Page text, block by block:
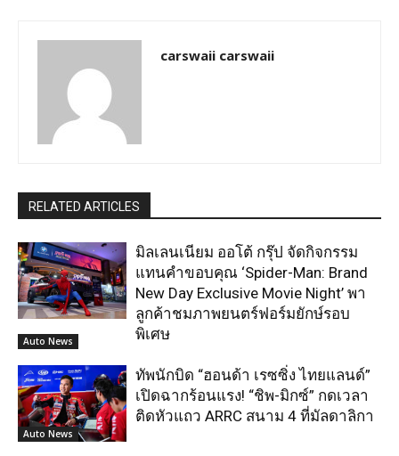
carswaii carswaii
RELATED ARTICLES
Auto News
มิลเลนเนียม ออโต้ กรุ๊ป จัดกิจกรรม
แทนคำขอบคุณ ‘Spider-Man: Brand
New Day Exclusive Movie Night’ พา
ลูกค้าชมภาพยนตร์ฟอร์มยักษ์รอบ
พิเศษ
Auto News
ทัพนักบิด “ฮอนด้า เรซซิ่ง ไทยแลนด์”
เปิดฉากร้อนแรง! “ชิพ-มิกซ์” กดเวลา
ติดหัวแถว ARRC สนาม 4 ที่มัลดาลิกา